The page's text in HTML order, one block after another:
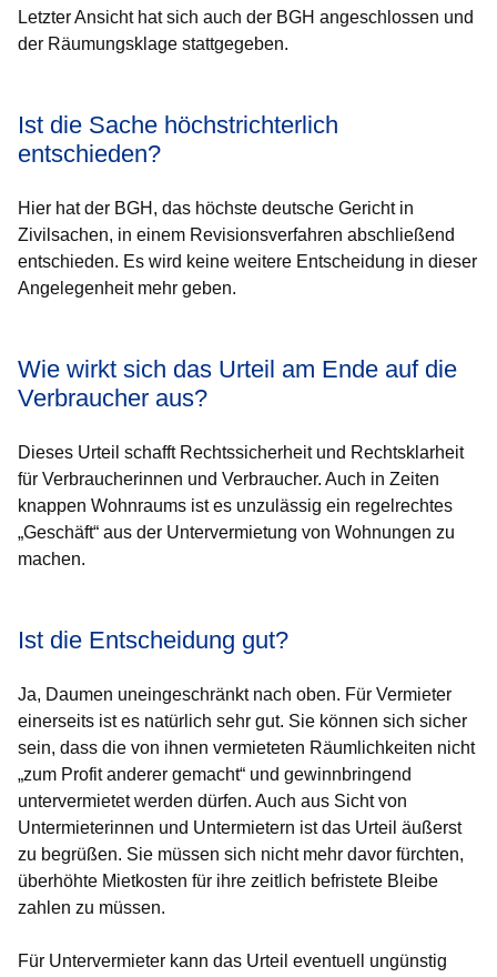
Letzter Ansicht hat sich auch der BGH angeschlossen und
der Räumungsklage stattgegeben.
Ist die Sache höchstrichterlich
entschieden?
Hier hat der BGH, das höchste deutsche Gericht in
Zivilsachen, in einem Revisionsverfahren abschließend
entschieden. Es wird keine weitere Entscheidung in dieser
Angelegenheit mehr geben.
Wie wirkt sich das Urteil am Ende auf die
Verbraucher aus?
Dieses Urteil schafft Rechtssicherheit und Rechtsklarheit
für Verbraucherinnen und Verbraucher. Auch in Zeiten
knappen Wohnraums ist es unzulässig ein regelrechtes
„Geschäft“ aus der Untervermietung von Wohnungen zu
machen.
Ist die Entscheidung gut?
Ja, Daumen uneingeschränkt nach oben. Für Vermieter
einerseits ist es natürlich sehr gut. Sie können sich sicher
sein, dass die von ihnen vermieteten Räumlichkeiten nicht
„zum Profit anderer gemacht“ und gewinnbringend
untervermietet werden dürfen. Auch aus Sicht von
Untermieterinnen und Untermietern ist das Urteil äußerst
zu begrüßen. Sie müssen sich nicht mehr davor fürchten,
überhöhte Mietkosten für ihre zeitlich befristete Bleibe
zahlen zu müssen.
Für Untervermieter kann das Urteil eventuell ungünstig